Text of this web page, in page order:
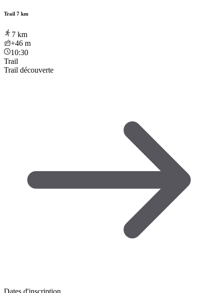
Trail 7 km
7 km
+46 m
10:30
Trail
Trail découverte
Dates d'inscription